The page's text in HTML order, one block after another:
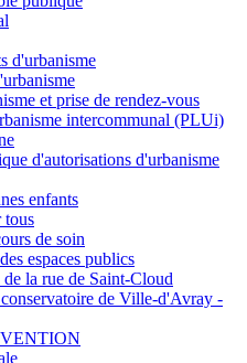
d'urbanisme
et prise de rendez-vous
intercommunal (PLUi)
d'autorisations d'urbanisme
enfants
tous
de soin
espaces publics
la rue de Saint-Cloud
de Ville-d'Avray -